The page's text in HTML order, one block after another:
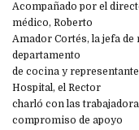
Acompañado por el
médico, Roberto
Amador Cortés, la jefa
departamento
de cocina y
Hospital, el Rector
charló con las
compromiso de apoyo